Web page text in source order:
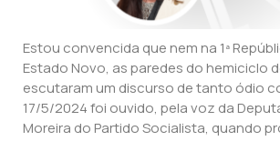
Estou convencida que nem na 1ª
Estado Novo, as paredes do hemiciclo
escutaram um discurso de tanto ódio
17/5/2024 foi ouvido, pela voz da
Moreira do Partido Socialista, quando